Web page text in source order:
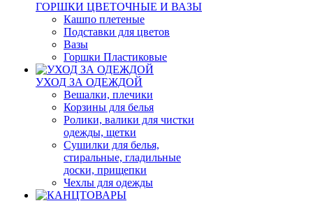
ГОРШКИ ЦВЕТОЧНЫЕ И ВАЗЫ
Кашпо плетеные
Подставки для цветов
Вазы
Горшки Пластиковые
УХОД ЗА ОДЕЖДОЙ
Вешалки, плечики
Корзины для белья
Ролики, валики для чистки
одежды, щетки
Сушилки для белья,
стиральные, гладильные
доски, прищепки
Чехлы для одежды